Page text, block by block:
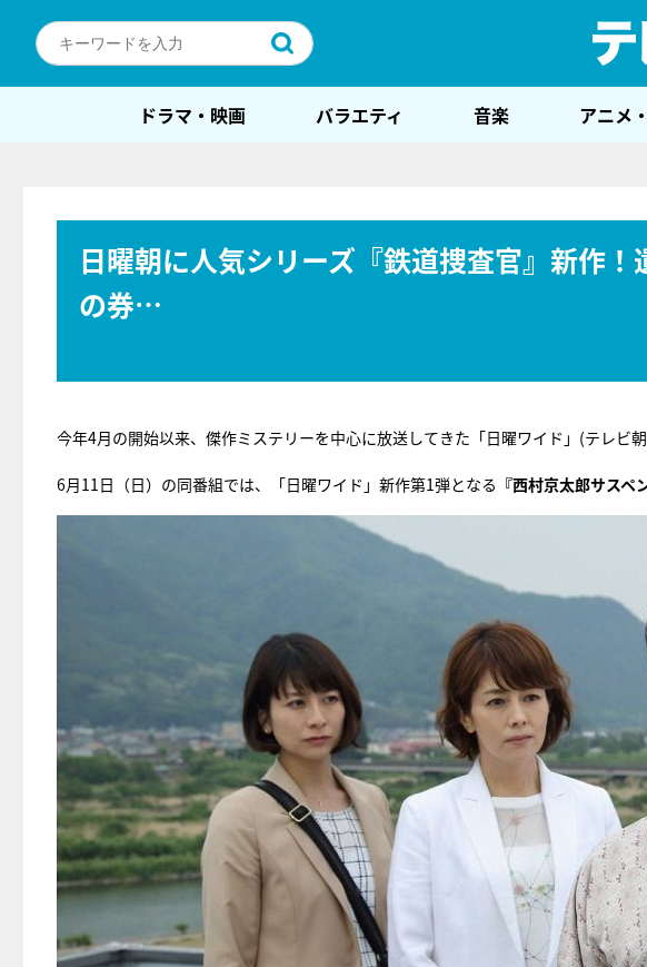
ドラマ・映画 バラエティ 音楽 アニメ
日曜朝に人気シリーズ『鉄道捜査官』新作！
の券…
今年4月の開始以来、傑作ミステリーを中心に放送してきた「日曜ワイド」(テレビ朝
6月11日（日）の同番組では、「日曜ワイド」新作第1弾となる 『西村京太郎サスペ